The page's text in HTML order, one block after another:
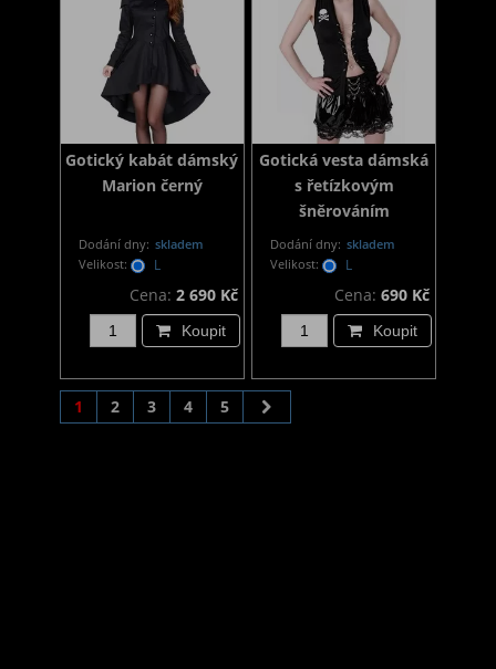
Gotický kabát dámský
Marion černý
Dodání dny: skladem
Velikost:
L
Cena: 2 690 Kč
Koupit
Gotická vesta dámská
s řetízkovým
šněrováním
Dodání dny: skladem
Velikost:
L
Cena: 690 Kč
Koupit
1 2 3 4 5